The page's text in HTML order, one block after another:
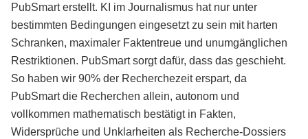
PubSmart erstellt. KI im Journalismus hat nur unter
bestimmten Bedingungen eingesetzt zu sein mit harten
Schranken, maximaler Faktentreue und unumgänglichen
Restriktionen. PubSmart sorgt dafür, dass das geschieht.
So haben wir 90% der Recherchezeit erspart, da
PubSmart die Recherchen allein, autonom und
vollkommen mathematisch bestätigt in Fakten,
Widersprüche und Unklarheiten als Recherche-Dossiers